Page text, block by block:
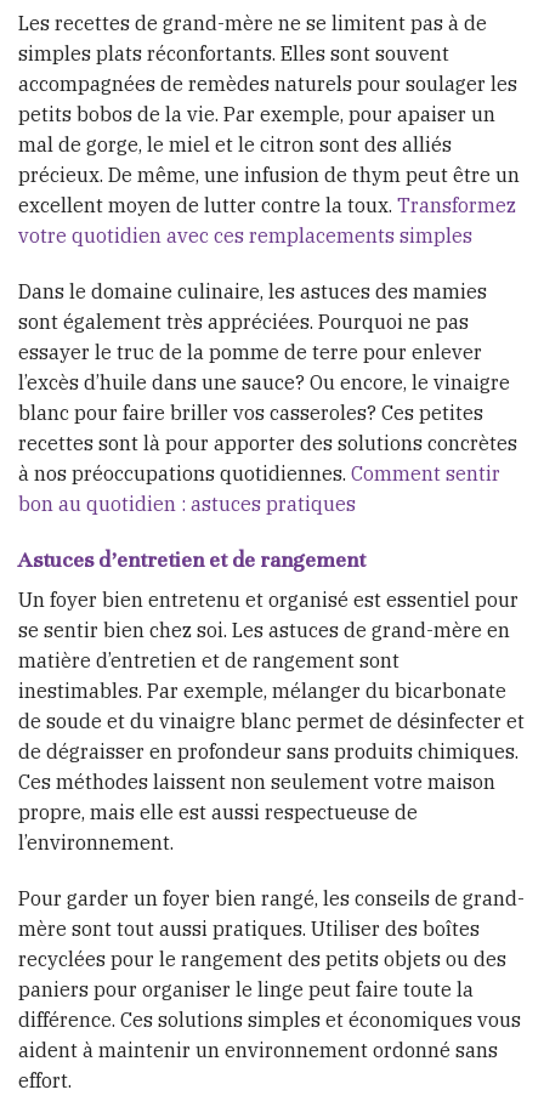
Les recettes de grand-mère ne se limitent pas à de
simples plats réconfortants. Elles sont souvent
accompagnées de remèdes naturels pour soulager les
petits bobos de la vie. Par exemple, pour apaiser un
mal de gorge, le miel et le citron sont des alliés
précieux. De même, une infusion de thym peut être un
excellent moyen de lutter contre la toux. Transformez
votre quotidien avec ces remplacements simples
Dans le domaine culinaire, les astuces des mamies
sont également très appréciées. Pourquoi ne pas
essayer le truc de la pomme de terre pour enlever
l’excès d’huile dans une sauce? Ou encore, le vinaigre
blanc pour faire briller vos casseroles? Ces petites
recettes sont là pour apporter des solutions concrètes
à nos préoccupations quotidiennes. Comment sentir
bon au quotidien : astuces pratiques
Astuces d’entretien et de rangement
Un foyer bien entretenu et organisé est essentiel pour
se sentir bien chez soi. Les astuces de grand-mère en
matière d’entretien et de rangement sont
inestimables. Par exemple, mélanger du bicarbonate
de soude et du vinaigre blanc permet de désinfecter et
de dégraisser en profondeur sans produits chimiques.
Ces méthodes laissent non seulement votre maison
propre, mais elle est aussi respectueuse de
l’environnement.
Pour garder un foyer bien rangé, les conseils de grand-
mère sont tout aussi pratiques. Utiliser des boîtes
recyclées pour le rangement des petits objets ou des
paniers pour organiser le linge peut faire toute la
différence. Ces solutions simples et économiques vous
aident à maintenir un environnement ordonné sans
effort.